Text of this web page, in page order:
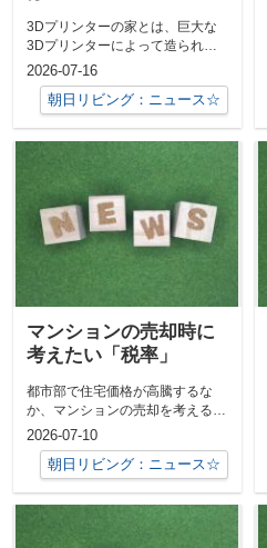
3Dプリンターの家とは、巨大な
3Dプリンターによって造られる
住宅のことです。デジタル設計図
のデータを...
2026-07-16
朝日リビング：ニュース☆
マンションの売却時に
考えたい「税率」
都市部で住宅価格が高騰するな
か、マンションの売却を考える人
が増えています。子育てなどライ
フステージの...
2026-07-10
朝日リビング：ニュース☆